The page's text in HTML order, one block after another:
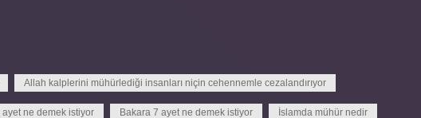
Allah kalplerini mühürlediği insanları niçin cehennemle cezalandırıyor
ayet ne demek istiyor Bakara 7 ayet ne demek istiyor İslamda mühür nedir